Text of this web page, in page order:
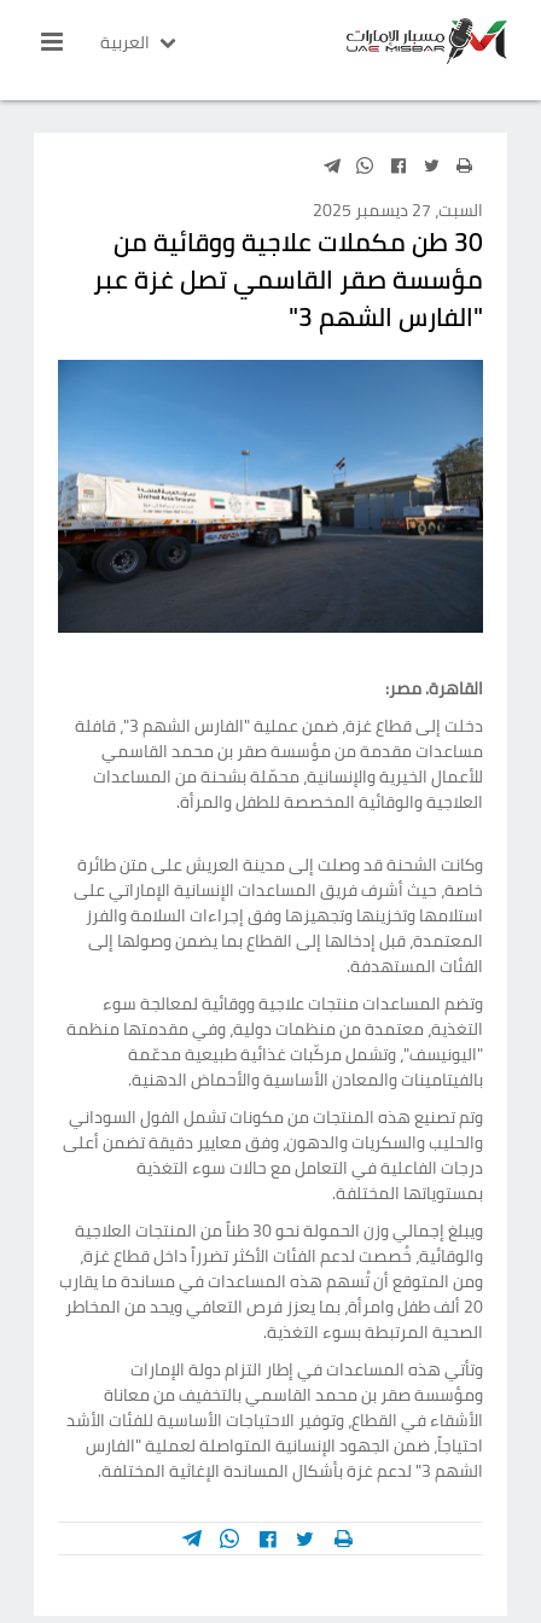
العربية
السبت، 27 ديسمبر 2025
30 طن مكملات علاجية ووقائية من
مؤسسة صقر القاسمي تصل غزة عبر
"الفارس الشهم 3"
القاهرة. مصر:
دخلت إلى قطاع غزة، ضمن عملية "الفارس الشهم 3"، قافلة
مساعدات مقدمة من مؤسسة صقر بن محمد القاسمي
للأعمال الخيرية والإنسانية، محمّلة بشحنة من المساعدات
العلاجية والوقائية المخصصة للطفل والمرأة.
وكانت الشحنة قد وصلت إلى مدينة العريش على متن طائرة
خاصة، حيث أشرف فريق المساعدات الإنسانية الإماراتي على
استلامها وتخزينها وتجهيزها وفق إجراءات السلامة والفرز
المعتمدة، قبل إدخالها إلى القطاع بما يضمن وصولها إلى
الفئات المستهدفة.
وتضم المساعدات منتجات علاجية ووقائية لمعالجة سوء
التغذية، معتمدة من منظمات دولية، وفي مقدمتها منظمة
"اليونيسف"، وتشمل مركّبات غذائية طبيعية مدعّمة
بالفيتامينات والمعادن الأساسية والأحماض الدهنية.
وتم تصنيع هذه المنتجات من مكونات تشمل الفول السوداني
والحليب والسكريات والدهون، وفق معايير دقيقة تضمن أعلى
درجات الفاعلية في التعامل مع حالات سوء التغذية
بمستوياتها المختلفة.
ويبلغ إجمالي وزن الحمولة نحو 30 طناً من المنتجات العلاجية
والوقائية، خُصصت لدعم الفئات الأكثر تضرراً داخل قطاع غزة،
ومن المتوقع أن تُسهم هذه المساعدات في مساندة ما يقارب
20 ألف طفل وامرأة، بما يعزز فرص التعافي ويحد من المخاطر
الصحية المرتبطة بسوء التغذية.
وتأتي هذه المساعدات في إطار التزام دولة الإمارات
ومؤسسة صقر بن محمد القاسمي بالتخفيف من معاناة
الأشقاء في القطاع، وتوفير الاحتياجات الأساسية للفئات الأشد
احتياجاً، ضمن الجهود الإنسانية المتواصلة لعملية "الفارس
الشهم 3" لدعم غزة بأشكال المساندة الإغاثية المختلفة.